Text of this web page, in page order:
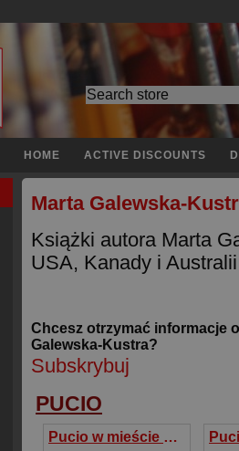
HOME ACTIVE DISCOUNTS
Marta Galewska-
Książki autora Marta
USA, Kanady i
Chcesz otrzymać informacje
Galewska-Kustra?
Subskrybuj
PUCIO
Pucio w mieście Zabawy językowe dla młodszych i starszych dzieci